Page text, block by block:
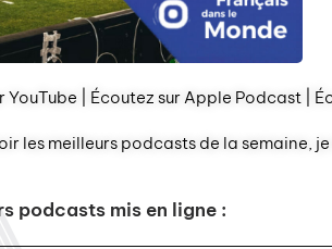
YouTube | Écoutez sur Apple Podcast |
les meilleurs podcasts de la
podcasts mis en ligne :